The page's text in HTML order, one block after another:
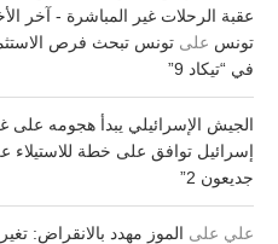
عقبة الرحلات غير المباشرة - آخر
تونس على تونس تبحث فرص
في “تيكاد 9”
الجيش الإسرائيلي يبدأ هجومه
إسرائيل توافق على خطة
جديعون 2”
علي على الموز مهدد بالانقراض: